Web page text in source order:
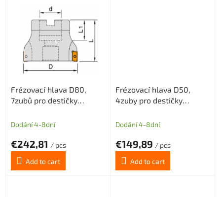
Frézovací hlava D80,
7zubů pro destičky
Dodání 4-8dní
€242,81 / pcs
Add to cart
Frézovací hlava D50,
4zuby pro destičky
Dodání 4-8dní
€149,89 / pcs
Add to cart